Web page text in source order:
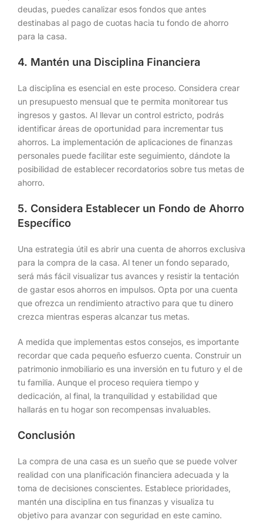
deudas, puedes canalizar esos fondos que antes
destinabas al pago de cuotas hacia tu fondo de ahorro
para la casa.
4. Mantén una Disciplina Financiera
La disciplina es esencial en este proceso. Considera crear
un presupuesto mensual que te permita monitorear tus
ingresos y gastos. Al llevar un control estricto, podrás
identificar áreas de oportunidad para incrementar tus
ahorros. La implementación de aplicaciones de finanzas
personales puede facilitar este seguimiento, dándote la
posibilidad de establecer recordatorios sobre tus metas de
ahorro.
5. Considera Establecer un Fondo de Ahorro
Específico
Una estrategia útil es abrir una cuenta de ahorros exclusiva
para la compra de la casa. Al tener un fondo separado,
será más fácil visualizar tus avances y resistir la tentación
de gastar esos ahorros en impulsos. Opta por una cuenta
que ofrezca un rendimiento atractivo para que tu dinero
crezca mientras esperas alcanzar tus metas.
A medida que implementas estos consejos, es importante
recordar que cada pequeño esfuerzo cuenta. Construir un
patrimonio inmobiliario es una inversión en tu futuro y el de
tu familia. Aunque el proceso requiera tiempo y
dedicación, al final, la tranquilidad y estabilidad que
hallarás en tu hogar son recompensas invaluables.
Conclusión
La compra de una casa es un sueño que se puede volver
realidad con una planificación financiera adecuada y la
toma de decisiones conscientes. Establece prioridades,
mantén una disciplina en tus finanzas y visualiza tu
objetivo para avanzar con seguridad en este camino.